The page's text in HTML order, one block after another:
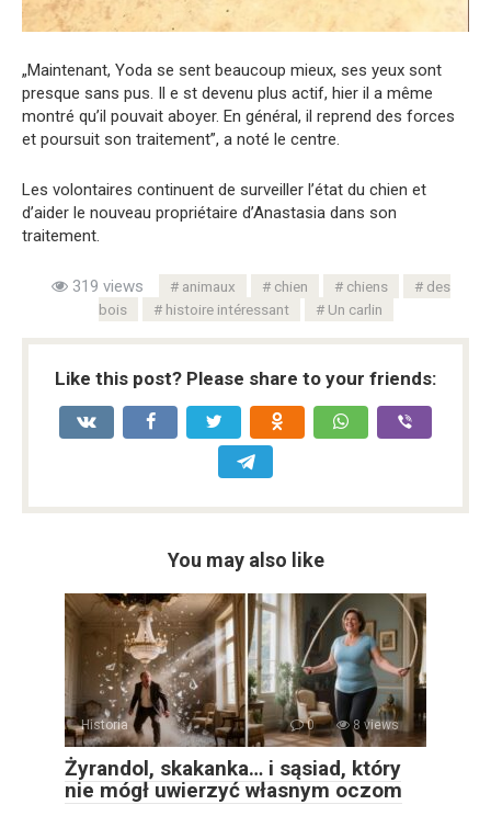
„Maintenant, Yoda se sent beaucoup mieux, ses yeux sont
presque sans pus. Il e st devenu plus actif, hier il a même
montré qu’il pouvait aboyer. En général, il reprend des forces
et poursuit son traitement”, a noté le centre.
Les volontaires continuent de surveiller l’état du chien et
d’aider le nouveau propriétaire d’Anastasia dans son
traitement.
319 views animaux chien chiens
des
bois
histoire intéressant Un carlin
Like this post? Please share to your friends:
You may also like
Historia 0 8 views
Żyrandol, skakanka… i sąsiad, który
nie mógł uwierzyć własnym oczom